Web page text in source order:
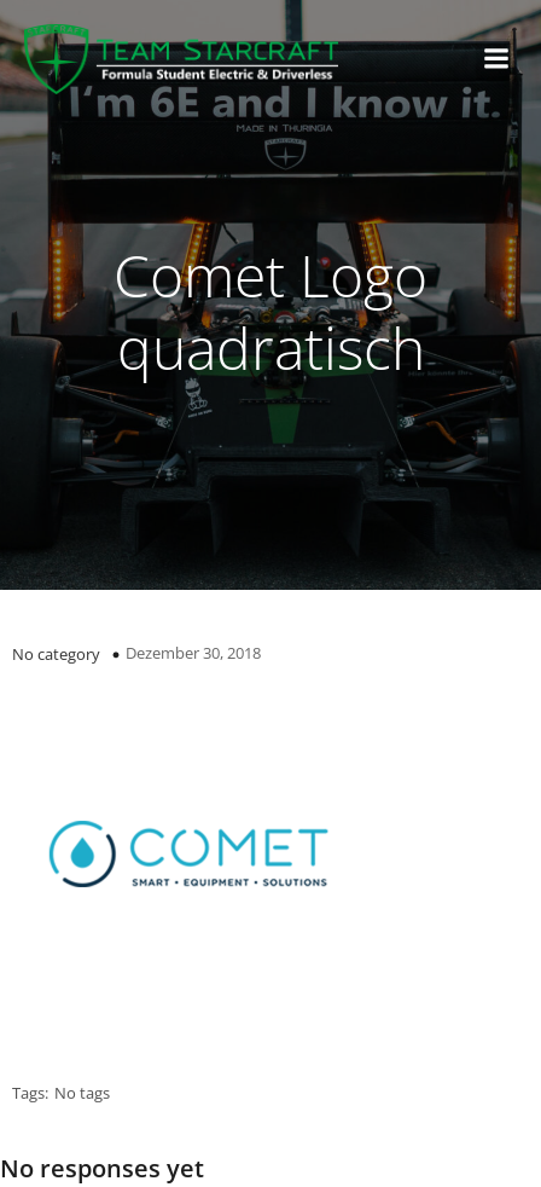
Comet Logo
quadratisch
No category Dezember 30, 2018
Tags: No tags
No responses yet